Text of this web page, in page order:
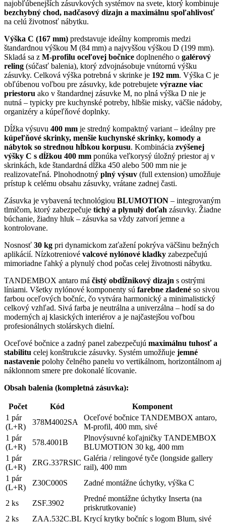
najobľúbenejších zásuvkových systémov na svete, ktorý kombinuje
bezchybný chod, nadčasový dizajn a maximálnu spoľahlivosť
na celú životnosť nábytku.
Výška C (167 mm) predstavuje ideálny kompromis medzi
štandardnou výškou M (84 mm) a najvyššou výškou D (199 mm).
Skladá sa z M-profilu oceľovej bočnice doplneného o galérový
reling (súčasť balenia), ktorý zdvojnásobuje vnútornú výšku
zásuvky. Celková výška potrebná v skrinke je 192 mm. Výška C je
obľúbenou voľbou pre zásuvky, kde potrebujete výrazne viac
priestoru ako v štandardnej zásuvke M, no plná výška D nie je
nutná – typicky pre kuchynské potreby, hlbšie misky, väčšie nádoby,
organizéry a kúpeľňové doplnky.
Dĺžka výsuvu 400 mm je stredný kompaktný variant – ideálny pre
kúpeľňové skrinky, menšie kuchynské skrinky, komody a
nábytok so strednou hĺbkou korpusu. Kombinácia zvýšenej
výšky C s dĺžkou 400 mm ponúka veľkorysý úložný priestor aj v
skrinkách, kde štandardná dĺžka 450 alebo 500 mm nie je
realizovateľná. Plnohodnotný plný výsuv (full extension) umožňuje
prístup k celému obsahu zásuvky, vrátane zadnej časti.
Zásuvka je vybavená technológiou BLUMOTION – integrovaným
tlmičom, ktorý zabezpečuje tichý a plynulý doťah zásuvky. Žiadne
búchanie, žiadny hluk – zásuvka sa vždy zatvorí jemne a
kontrolovane.
Nosnosť 30 kg pri dynamickom zaťažení pokrýva väčšinu bežných
aplikácií. Nízkotreniové valcové nylónové kladky zabezpečujú
mimoriadne ľahký a plynulý chod počas celej životnosti nábytku.
TANDEMBOX antaro má čistý obdĺžnikový dizajn s ostrými
líniami. Všetky nylónové komponenty sú farebne zladené so sivou
farbou oceľových bočníc, čo vytvára harmonický a minimalistický
celkový vzhľad. Sivá farba je neutrálna a univerzálna – hodí sa do
moderných aj klasických interiérov a je najčastejšou voľbou
profesionálnych stolárskych dielní.
Oceľové bočnice a zadný panel zabezpečujú maximálnu tuhosť a
stabilitu celej konštrukcie zásuvky. Systém umožňuje jemné
nastavenie polohy čelného panelu vo vertikálnom, horizontálnom aj
náklonnom smere pre dokonalé lícovanie.
Obsah balenia (kompletná zásuvka):
Počet Kód
Komponent
1 pár
(L+R)
378M4002SA
Oceľové bočnice TANDEMBOX antaro,
M-profil, 400 mm, sivé
1 pár
(L+R)
578.4001B
Plnovýsuvné koľajničky TANDEMBOX
BLUMOTION 30 kg, 400 mm
1 pár
(L+R)
ZRG.337RSIC
Galéria / relingové tyče (longside gallery
rail), 400 mm
1 pár
(L+R)
Z30C000S Zadné montážne úchytky, výška C
2 ks ZSF.3902
Predné montážne úchytky Inserta (na
priskrutkovanie)
2 ks
ZAA.532C.BL Krycí krytky bočníc s logom Blum, sivé